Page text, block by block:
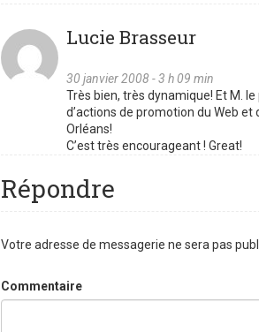
Lucie Brasseur
30 janvier 2008 - 3 h 09 min
Très bien, très dynamique! Et M.
d’actions de promotion du Web et
Orléans!
C’est très encourageant ! Great!
Répondre
Votre adresse de messagerie ne sera pas
Commentaire